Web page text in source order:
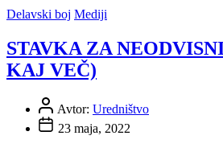
Delavski boj Mediji
STAVKA ZA
KAJ VEČ)
Avtor: Uredništvo
23 maja, 2022